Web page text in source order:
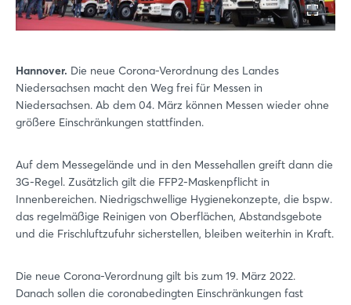
Hannover. Die neue Corona-Verordnung des Landes
Niedersachsen macht den Weg frei für Messen in
Niedersachsen. Ab dem 04. März können Messen wieder ohne
größere Einschränkungen stattfinden.
Auf dem Messegelände und in den Messehallen greift dann die
3G-Regel. Zusätzlich gilt die FFP2-Maskenpflicht in
Innenbereichen. Niedrigschwellige Hygienekonzepte, die bspw.
das regelmäßige Reinigen von Oberflächen, Abstandsgebote
und die Frischluftzufuhr sicherstellen, bleiben weiterhin in Kraft.
Die neue Corona-Verordnung gilt bis zum 19. März 2022.
Danach sollen die coronabedingten Einschränkungen fast